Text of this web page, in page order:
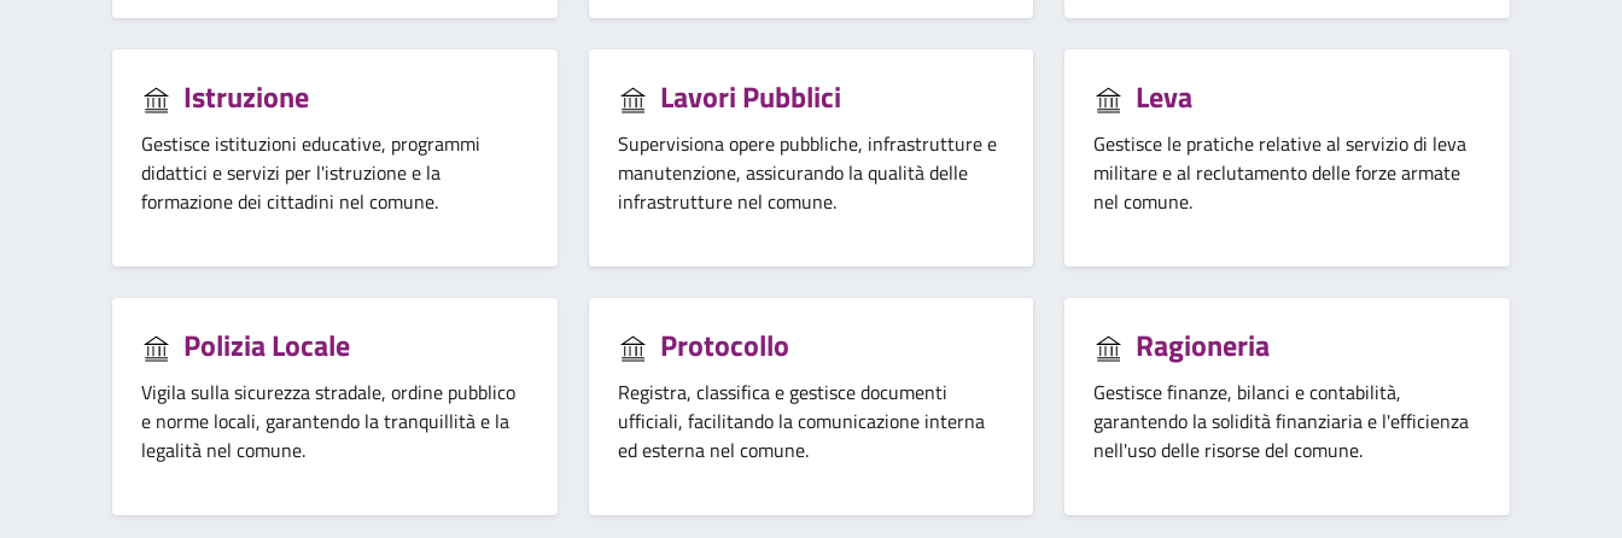
Istruzione
Gestisce istituzioni educative, programmi
didattici e servizi per l'istruzione e la
formazione dei cittadini nel comune.
Lavori Pubblici
Supervisiona opere pubbliche, infrastrutture e
manutenzione, assicurando la qualità delle
infrastrutture nel comune.
Leva
Gestisce le pratiche relative al servizio di leva
militare e al reclutamento delle forze armate
nel comune.
Polizia Locale
Vigila sulla sicurezza stradale, ordine pubblico
e norme locali, garantendo la tranquillità e la
legalità nel comune.
Protocollo
Registra, classifica e gestisce documenti
ufficiali, facilitando la comunicazione interna
ed esterna nel comune.
Ragioneria
Gestisce finanze, bilanci e contabilità,
garantendo la solidità finanziaria e l'efficienza
nell'uso delle risorse del comune.